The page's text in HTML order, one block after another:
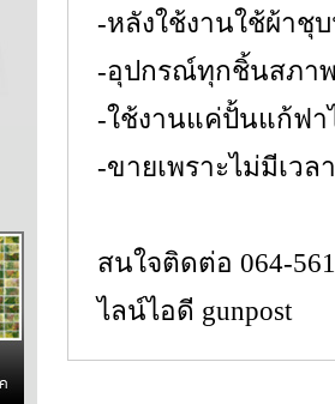
-หลังใช้งานใช้ผ้าชุ
-อุปกรณ์ทุกชิ้นสภา
-ใช้งานแค่ปั้นแก้ฟา
-ขายเพราะไม่มีเวล
สนใจติดต่อ 064-
ไลน์ไอดี gunpost